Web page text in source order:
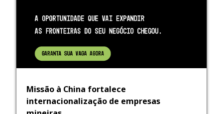
Missão à China fortalece
internacionalização de empresas